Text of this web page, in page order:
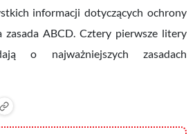
informacji dotyczących ochrony
zasada ABCD. Cztery pierwsze litery
o najważniejszych zasadach